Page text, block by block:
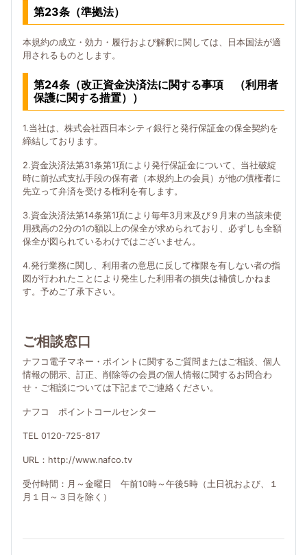
第23条（準拠法）
本規約の成立・効力・履行および解釈に関しては、日本国法が適
用されるものとします。
第24条（改正資金決済法に関する事項 （利用者
保護に関する措置））
1.当社は、株式会社西日本シティ銀行と発行保証金の保全契約を
締結しております。
2.資金決済法第31条第1項により発行保証金について、当社破綻
時に前払式支払手段の保有者（本規約上の会員）が他の債権者に
先立って弁済を受ける権利を有します。
3.資金決済法第14条第1項により毎年3月末及び９月末の当該未使
用残高の2分の1の額以上の保全が求められており、必ずしも全額
保全が図られているわけではございません。
4.発行業務に関し、利用者の意思に反して権限を有しない者の指
図が行われたことにより発生した利用者の損失は補償しかねま
す。予めご了承下さい。
ご相談窓口
ナフコ電子マネー・ポイントに関するご質問またはご相談、個人
情報の開示、訂正、削除等の会員の個人情報に関するお問合わ
せ・ご相談については下記までご連絡ください。
ナフコ ポイントコールセンター
TEL 0120-725-817
URL：http://www.nafco.tv
受付時間：月～金曜日 午前10時～午後5時（土日祝および、１
月１日～３日を除く）